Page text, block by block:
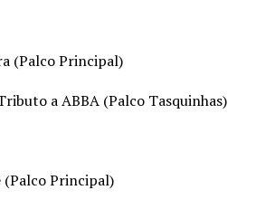
(Palco Principal)
a ABBA (Palco Tasquinhas)
(Palco Principal)